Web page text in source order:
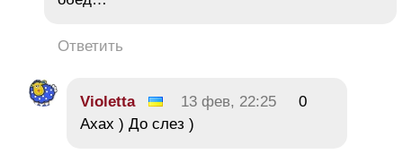
Ответить
Violetta 13 фев, 22:25
0
Ахах ) До слез )